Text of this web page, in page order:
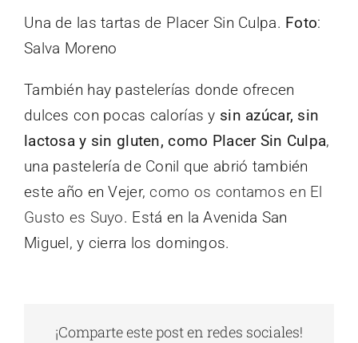
Una de las tartas de Placer Sin Culpa. Foto:
Salva Moreno
También hay pastelerías donde ofrecen
dulces con pocas calorías y sin azúcar, sin
lactosa y sin gluten, como Placer Sin Culpa,
una pastelería de Conil que abrió también
este año en Vejer, como os contamos en El
Gusto es Suyo. Está en la Avenida San
Miguel, y cierra los domingos.
¡Comparte este post en redes sociales!